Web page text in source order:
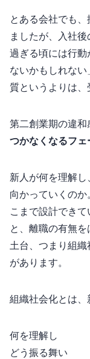
とある会社でも
ましたが、入社後
過ぎる頃には行動
ないかもしれな
質というよりは、
第二創業期の違和
つかなくなるフェ
新人が何を理解
向かっていくの
こまで設計でき
と、離職の有無を
土台”、つまり組
があります。
組織社会化とは、
何を理解し
どう振る舞い